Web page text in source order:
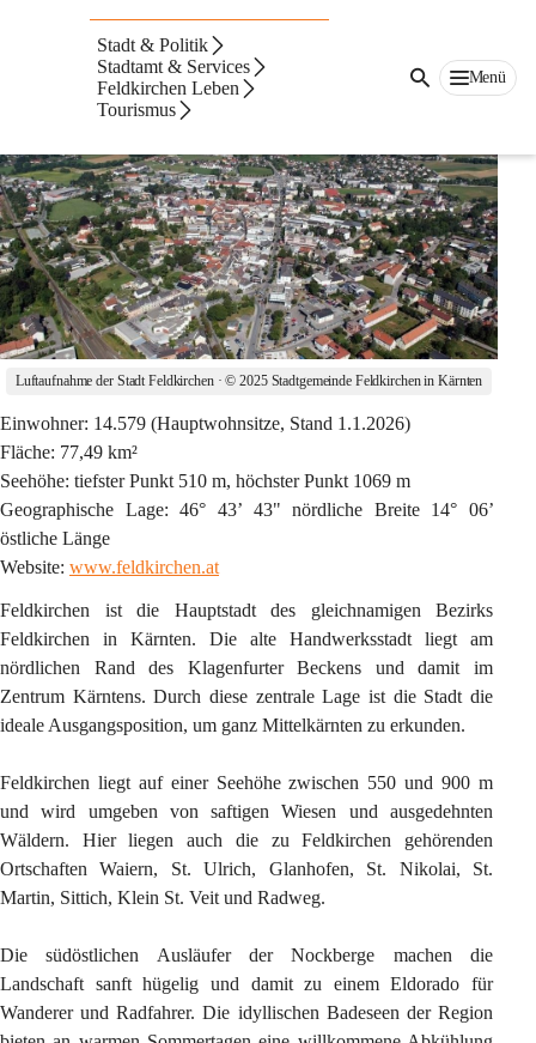
Stadt & Politik
Stadtamt & Services
Feldkirchen Leben
Tourismus
Menü
Bezirksstadt Feldkirchen
Luftaufnahme der Stadt Feldkirchen · © 2025 Stadtgemeinde Feldkirchen in Kärnten
Einwohner: 14.579 (Hauptwohnsitze, Stand 1.1.2026)
Fläche: 77,49 km²
Seehöhe: tiefster Punkt 510 m, höchster Punkt 1069 m
Geographische Lage: 46° 43’ 43" nördliche Breite 14° 06’
östliche Länge
Website: www.feldkirchen.at
Feldkirchen ist die Hauptstadt des gleichnamigen Bezirks
Feldkirchen in Kärnten. Die alte Handwerksstadt liegt am
nördlichen Rand des Klagenfurter Beckens und damit im
Zentrum Kärntens. Durch diese zentrale Lage ist die Stadt die
ideale Ausgangsposition, um ganz Mittelkärnten zu erkunden.
Feldkirchen liegt auf einer Seehöhe zwischen 550 und 900 m
und wird umgeben von saftigen Wiesen und ausgedehnten
Wäldern. Hier liegen auch die zu Feldkirchen gehörenden
Ortschaften Waiern, St. Ulrich, Glanhofen, St. Nikolai, St.
Martin, Sittich, Klein St. Veit und Radweg.
Die südöstlichen Ausläufer der Nockberge machen die
Landschaft sanft hügelig und damit zu einem Eldorado für
Wanderer und Radfahrer. Die idyllischen Badeseen der Region